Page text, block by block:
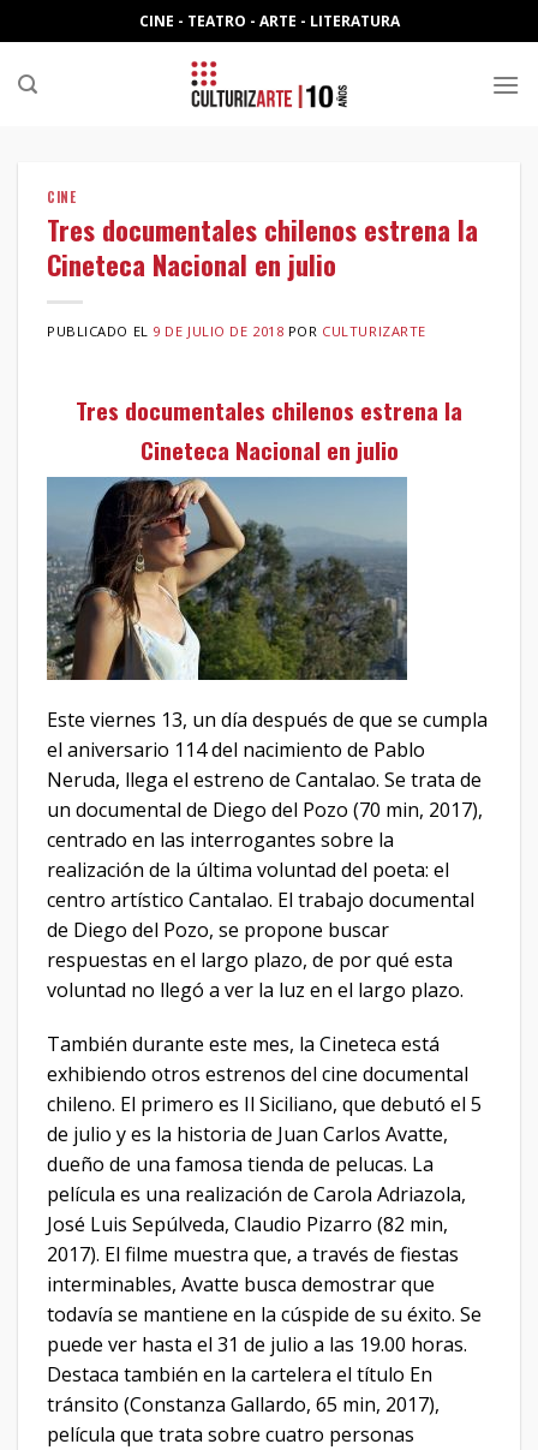
to
content
CINE - TEATRO - ARTE - LITERATURA
CINE
Tres documentales chilenos estrena la
Cineteca Nacional en julio
PUBLICADO EL 9 DE JULIO DE 2018 POR CULTURIZARTE
Tres documentales chilenos estrena la
Cineteca Nacional en julio
Este viernes 13, un día después de que se cumpla
el aniversario 114 del nacimiento de Pablo
Neruda, llega el estreno de Cantalao. Se trata de
un documental de Diego del Pozo (70 min, 2017),
centrado en las interrogantes sobre la
realización de la última voluntad del poeta: el
centro artístico Cantalao. El trabajo documental
de Diego del Pozo, se propone buscar
respuestas en el largo plazo, de por qué esta
voluntad no llegó a ver la luz en el largo plazo.
También durante este mes, la Cineteca está
exhibiendo otros estrenos del cine documental
chileno. El primero es Il Siciliano, que debutó el 5
de julio y es la historia de Juan Carlos Avatte,
dueño de una famosa tienda de pelucas. La
película es una realización de Carola Adriazola,
José Luis Sepúlveda, Claudio Pizarro (82 min,
2017). El filme muestra que, a través de fiestas
interminables, Avatte busca demostrar que
todavía se mantiene en la cúspide de su éxito. Se
puede ver hasta el 31 de julio a las 19.00 horas.
Destaca también en la cartelera el título En
tránsito (Constanza Gallardo, 65 min, 2017),
película que trata sobre cuatro personas